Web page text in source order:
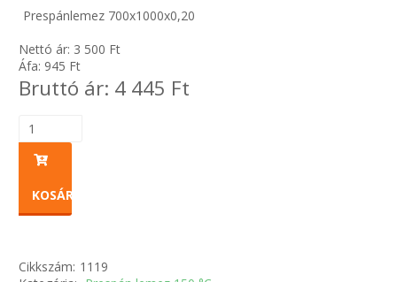
SIMÍTÓZÁRAS TASAK
TÖMLŐBILINCS
Prespánlemez 700x1000x0,20
Nettó ár: 3 500 Ft
Áfa: 945 Ft
Bruttó ár: 4 445 Ft
KOSÁRBA
Cikkszám: 1119